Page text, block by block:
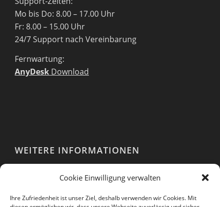
Cookie Einwilligung verwalten
Ihre Zufriedenheit ist unser Ziel, deshalb verwenden wir Cookies. Mit
Mo bis Do: 8.00 – 17.00 Uhr
Fr: 8.00 – 15.00 Uhr
24/7 Support nach Vereinbarung
Fernwartung:
AnyDesk Download
WEITERE INFORMATIONEN
AGB